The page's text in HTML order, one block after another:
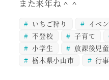
また来年ね＾＾
いちご狩り イベ
不登校
子育て
小学生
放課後児童
栃木県小山市
行事